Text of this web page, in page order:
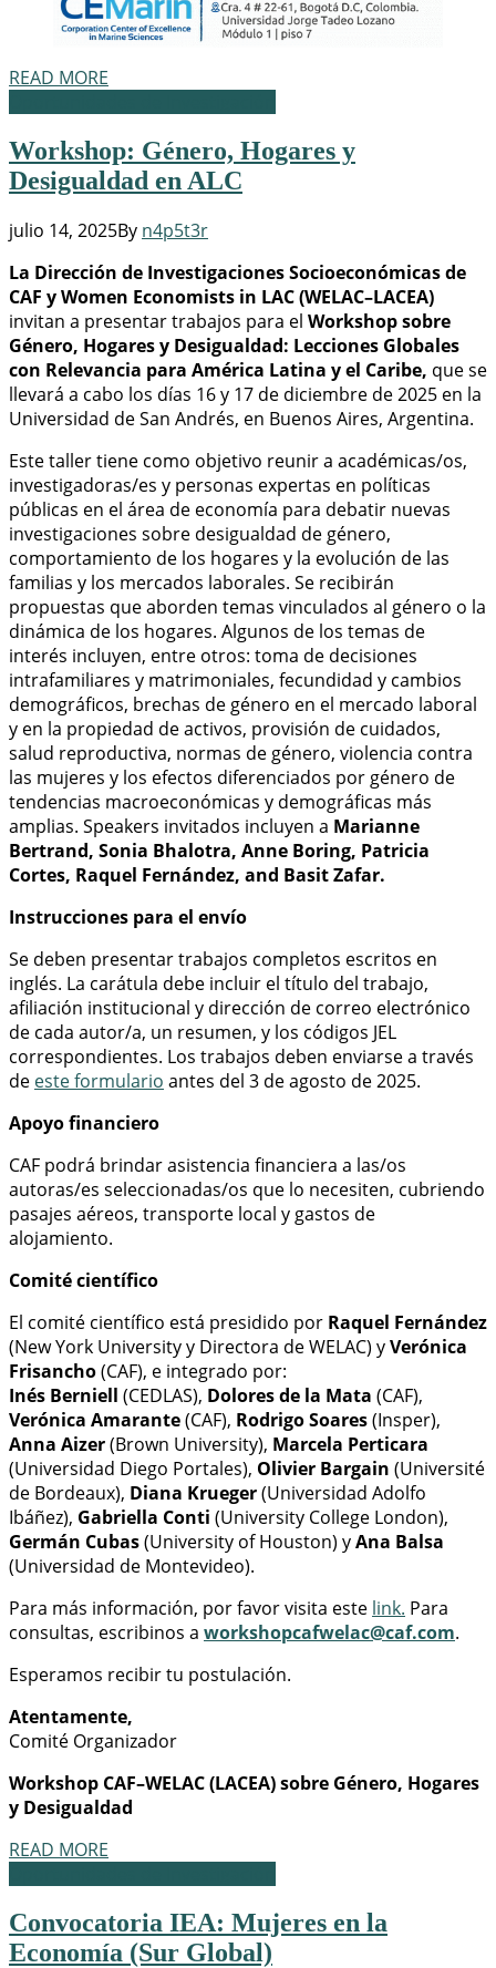
READ MORE
Workshop: Género, Hogares y
Desigualdad en ALC
julio 14, 2025By n4p5t3r
La Dirección de Investigaciones Socioeconómicas de
CAF y Women Economists in LAC (WELAC–LACEA)
invitan a presentar trabajos para el Workshop sobre
Género, Hogares y Desigualdad: Lecciones Globales
con Relevancia para América Latina y el Caribe, que se
llevará a cabo los días 16 y 17 de diciembre de 2025 en la
Universidad de San Andrés, en Buenos Aires, Argentina.
Este taller tiene como objetivo reunir a académicas/os,
investigadoras/es y personas expertas en políticas
públicas en el área de economía para debatir nuevas
investigaciones sobre desigualdad de género,
comportamiento de los hogares y la evolución de las
familias y los mercados laborales. Se recibirán
propuestas que aborden temas vinculados al género o la
dinámica de los hogares. Algunos de los temas de
interés incluyen, entre otros: toma de decisiones
intrafamiliares y matrimoniales, fecundidad y cambios
demográficos, brechas de género en el mercado laboral
y en la propiedad de activos, provisión de cuidados,
salud reproductiva, normas de género, violencia contra
las mujeres y los efectos diferenciados por género de
tendencias macroeconómicas y demográficas más
amplias. Speakers invitados incluyen a Marianne
Bertrand, Sonia Bhalotra, Anne Boring, Patricia
Cortes, Raquel Fernández, and Basit Zafar.
Instrucciones para el envío
Se deben presentar trabajos completos escritos en
inglés. La carátula debe incluir el título del trabajo,
afiliación institucional y dirección de correo electrónico
de cada autor/a, un resumen, y los códigos JEL
correspondientes. Los trabajos deben enviarse a través
de este formulario antes del 3 de agosto de 2025.
Apoyo financiero
CAF podrá brindar asistencia financiera a las/os
autoras/es seleccionadas/os que lo necesiten, cubriendo
pasajes aéreos, transporte local y gastos de
alojamiento.
Comité científico
El comité científico está presidido por Raquel Fernández
(New York University y Directora de WELAC) yVerónica
Frisancho(CAF), e integrado por:
Inés Berniell (CEDLAS), Dolores de la Mata (CAF),
Verónica Amarante(CAF), Rodrigo Soares(Insper),
Anna Aizer(Brown University), Marcela Perticara
(Universidad Diego Portales), Olivier Bargain (Université
de Bordeaux), Diana Krueger(Universidad Adolfo
Ibáñez), Gabriella Conti (University College London),
Germán Cubas(University of Houston) yAna Balsa
(Universidad de Montevideo).
Para más información, por favor visita este link. Para
consultas, escribinos a workshopcafwelac@caf.com.
Esperamos recibir tu postulación.
Atentamente,
Comité Organizador
Workshop CAF–WELAC (LACEA) sobre Género, Hogares
y Desigualdad
READ MORE
Convocatoria IEA: Mujeres en la
Economía (Sur Global)